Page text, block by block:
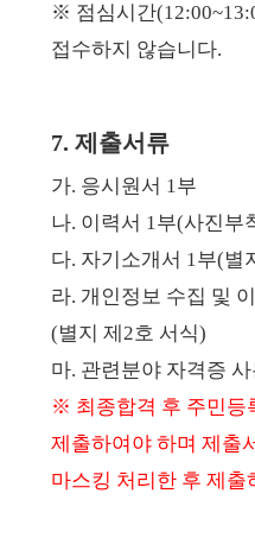
※ 점심시간
접수하지 않습니다.
7. 제출서류
가. 응시원서 1부
나. 이력서 1부(사진부
다. 자기소개서 1부(별
라. 개인정보 수집 및
(별지 제2호 서식)
마. 관련분야 자격증
※ 최종합격 후 주민등
제출하여야 하며 제출
마스킹 처리한 후 제출